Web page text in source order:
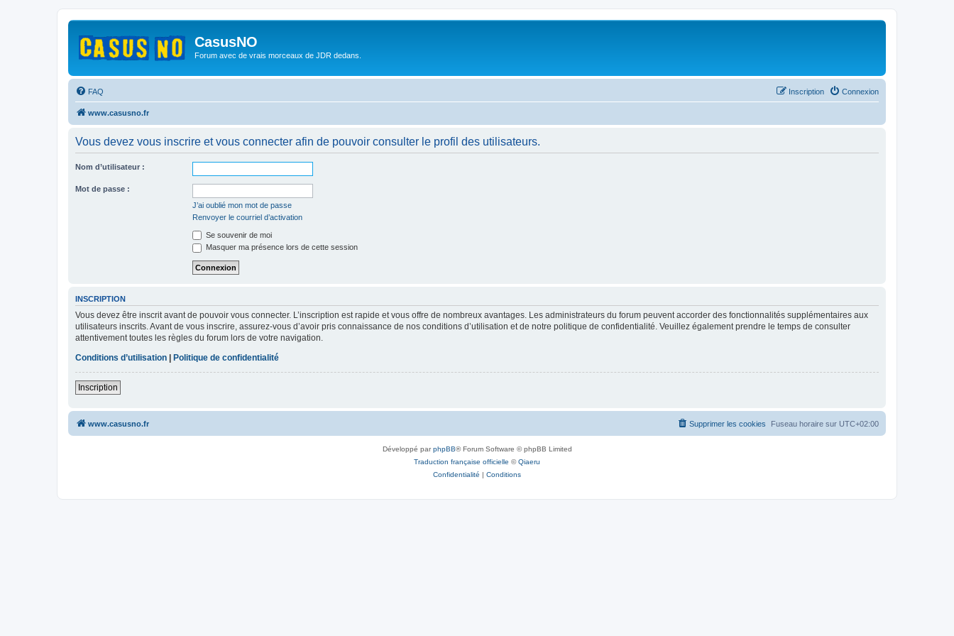
CasusNO
Forum avec de vrais morceaux de JDR dedans.
FAQ Connexion
Inscription
www.casusno.fr
Vous devez vous inscrire et vous connecter afin de pouvoir consulter le profil des utilisateurs.
Nom d’utilisateur :
Mot de passe :
J’ai oublié mon mot de passe
Renvoyer le courriel d’activation
Se souvenir de moi
Masquer ma présence lors de cette session
INSCRIPTION
Vous devez être inscrit avant de pouvoir vous connecter. L’inscription est rapide et vous offre de nombreux avantages. Les administrateurs du forum peuvent accorder des fonctionnalités supplémentaires aux
utilisateurs inscrits. Avant de vous inscrire, assurez-vous d’avoir pris connaissance de nos conditions d’utilisation et de notre politique de confidentialité. Veuillez également prendre le temps de consulter
attentivement toutes les règles du forum lors de votre navigation.
Conditions d’utilisation
Politique de confidentialité
Inscription
www.casusno.fr Fuseau horaire sur UTC+02:00
Supprimer les cookies
Développé parphpBB® Forum Software © phpBB Limited
Traduction française officielle ©Qiaeru
Confidentialité | Conditions